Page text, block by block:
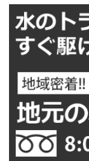
ナ
ビ
ゲ
シ
ョ
ン